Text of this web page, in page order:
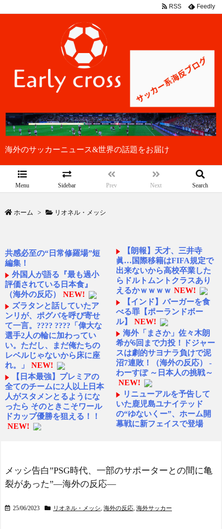
海外のサッカーニュース&世界の話題をお届け
Menu Sidebar Prev Next Search
RSS Feedly
ホーム > リオネル・メッシ
共感必至の“日常修羅場”短
編集！
外国人が語る『最も過小
評価されている日本食』
（海外の反応）
NEW!
ズラタンと話していたア
ンリが、ポグバを呼び寄せ
て一言。???? ????️「偉大な
選手2人の輪に加わってい
い。ただし、まだ俺たちの
レベルじゃないから床に座
れ。」
NEW!
【日本最強】プレミアの
全てのチームに2人以上日本
人がスタメンとるようにな
ったら そのときこそワール
ドカップ優勝を狙える！！
NEW!
離婚協議へｗｗｗｗｗ
NEW!
【文春砲炸裂！】森保監
ン・田嶋幸三に直撃 「目標
【朗報】天才、三井寺
眞…国際移籍はFIFA規定で
出来ないから高校卒業した
らドルトムントクラスあり
えるかｗｗｗｗ NEW!
【インド】バーガーを食
べる罪【ポーランドボー
ル】
NEW!
海外「まさか」佐々木朗
希が6回まで力投！ドジャー
スは劇的サヨナラ負けで泥
沼7連敗！（海外の反応） -
わーすぽ ～日本人の挑戦～
NEW!
リニューアルを予告して
いた鹿児島ユナイテッド
の“ゆないくー”、ホーム開
幕戦に新フェイスで登場
ーランドボール 翻訳 NEW!
杯・五輪予選など7試合
メッシ告白”PSG時代、一部のサポーターとの間に亀
裂があった”―海外の反応―
25/06/2023 リオネル・メッシ 海外の反応 海外サッカー